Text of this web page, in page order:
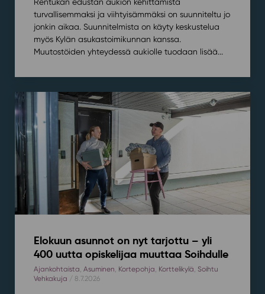
turvallisemmaksi ja viihtyisämmäksi on suunniteltu jo
jonkin aikaa. Suunnitelmista on käyty keskustelua
myös Kylän asukastoimikunnan kanssa.
Muutostöiden yhteydessä aukiolle tuodaan lisää...
Elokuun asunnot on nyt tarjottu – yli
400 uutta opiskelijaa muuttaa Soihdulle
Ajankohtaista Asuminen Kortepohja Korttelikylä Soihtu
Vehkakuja / 8.7.2026